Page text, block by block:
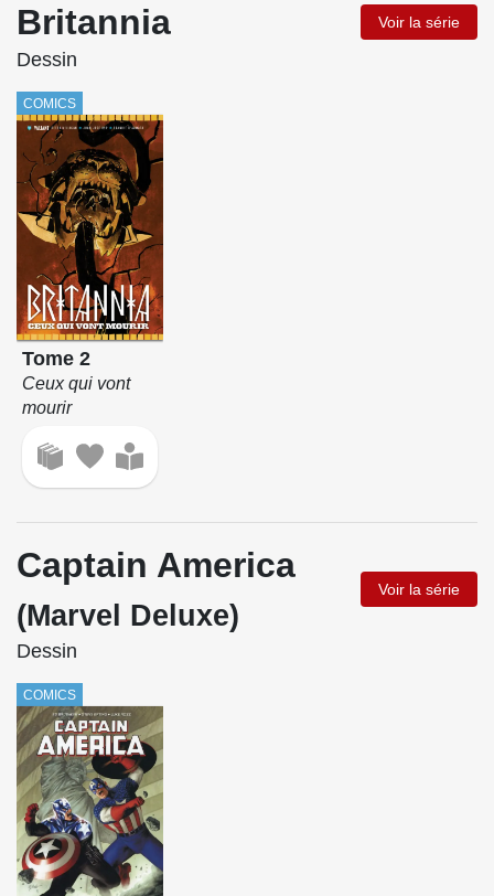
Britannia Voir la série
Dessin
COMICS
Tome 2
Ceux qui vont
mourir
Captain America
(Marvel Deluxe)
Voir la série
Dessin
COMICS